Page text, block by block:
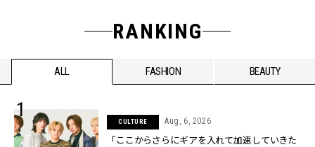
RANKING
ALL FASHION BEAUTY
CULTURE Aug, 6, 2026
「ここからさらにギアを入れて加速していきた